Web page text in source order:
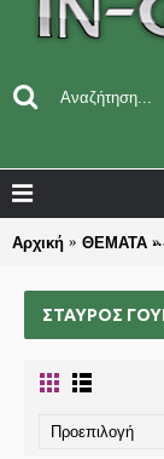
Αρχική ΘΕΜΑΤΑ